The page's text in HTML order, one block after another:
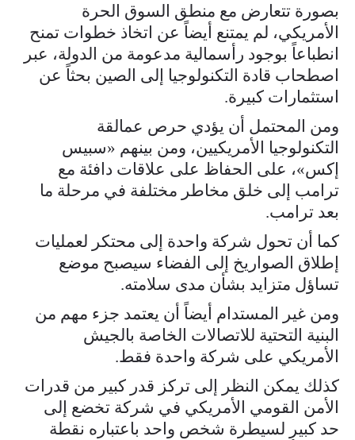
بصورة تتعارض مع منطق السوق الحرة
الأمريكي، لم يمتنع أيضاً عن اتخاذ خطوات تمنح
انطباعاً بوجود رأسمالية مدعومة من الدولة، عبر
اصطحاب قادة التكنولوجيا إلى الصين بحثاً عن
استثمارات كبيرة.
ومن المحتمل أن يؤدي حرص عمالقة
التكنولوجيا الأمريكيين، ومن بينهم «سبيس
إكس»، على الحفاظ على علاقات دافئة مع
ترامب إلى خلق مخاطر مختلفة في مرحلة ما
بعد ترامب.
كما أن تحول شركة واحدة إلى محتكر لعمليات
إطلاق الصواريخ إلى الفضاء سيصبح موضع
تساؤل متزايد بشأن مدى سلامته.
ومن غير المستدام أيضاً أن يعتمد جزء مهم من
البنية التحتية للاتصالات الخاصة بالجيش
الأمريكي على شركة واحدة فقط.
كذلك يمكن النظر إلى تركز قدر كبير من قدرات
الأمن القومي الأمريكي في شركة تخضع إلى
حد كبير لسيطرة شخص واحد باعتباره نقطة